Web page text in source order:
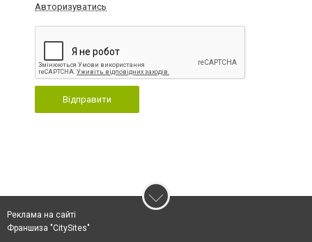
Авторизуватись
Відправити
Реклама на сайті
Франшиза "CitySites"